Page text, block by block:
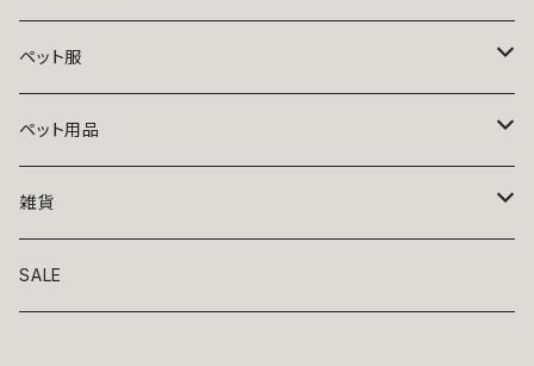
ペット服
トップス
ニット
アロハ
ボトムス
ワンピース
ペット用品
ベッド
リード・首輪
雑貨
アート
SALE